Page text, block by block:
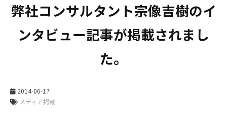
ニュース
企業情報
弊社コンサルタント宗像吉樹のイ
ンタビュー記事が掲載されまし
た。
2014-06-17
メディア掲載